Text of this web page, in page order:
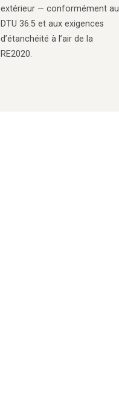
extérieur — conformément au
DTU 36.5 et aux exigences
d’étanchéité à l’air de la
RE2020.